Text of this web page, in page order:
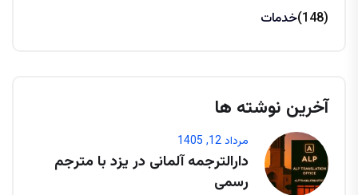
خدمات (148)
آخرین نوشته ها
مرداد 12, 1405
دارالترجمه آلمانی در یزد با مترجم
رسمی